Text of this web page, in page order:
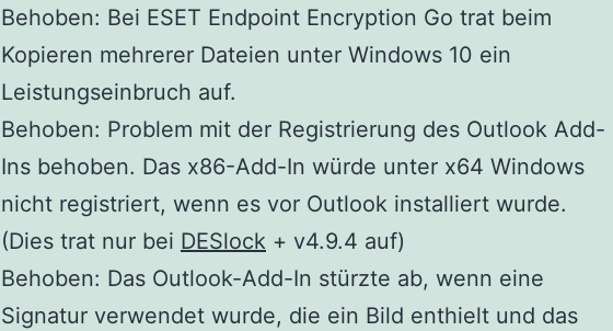
Behoben: Bei ESET Endpoint Encryption Go trat beim
Kopieren mehrerer Dateien unter Windows 10 ein
Leistungseinbruch auf.
Behoben: Problem mit der Registrierung des Outlook Add-
Ins behoben. Das x86-Add-In würde unter x64 Windows
nicht registriert, wenn es vor Outlook installiert wurde.
(Dies trat nur bei DESlock + v4.9.4 auf)
Behoben: Das Outlook-Add-In stürzte ab, wenn eine
Signatur verwendet wurde, die ein Bild enthielt und das